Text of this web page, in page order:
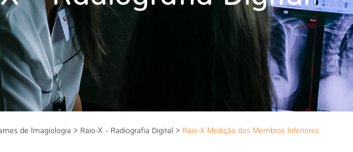
de Imagiologia > Raio-X - Radiografia Digital > Raio-X Medição dos Membros Inferiores